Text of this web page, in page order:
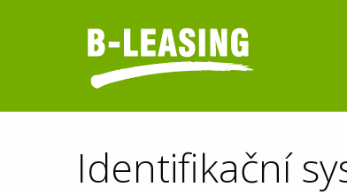
Identifikační